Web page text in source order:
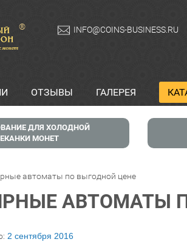
® INFO@COINS-BUSINESS.RU
ОТЗЫВЫ ГАЛЕРЕЯ
ДЛЯ ХОЛОДНОЙ
МОНЕТ
автоматы по выгодной цене
АВТОМАТЫ
2 сентября 2016